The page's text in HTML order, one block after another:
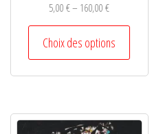
5,00€– 160,00€
Choix des options